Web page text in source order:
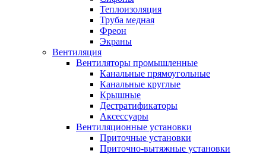
Теплоизоляция
Труба медная
Фреон
Экраны
Вентиляция
Вентиляторы промышленные
Канальные прямоугольные
Канальные круглые
Крышные
Дестратификаторы
Аксессуары
Вентиляционные установки
Приточные установки
Приточно-вытяжные установки